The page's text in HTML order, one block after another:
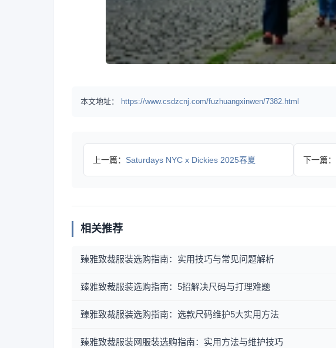
本文地址： https://www.csdzcnj.com/fuzhuangxinwen/7382.html
上一篇： Saturdays NYC x Dickies 2025春夏 下一篇：
相关推荐
臻雅致裁服装选购指南：实用技巧与常见问题解析
臻雅致裁服装选购指南：5招解决尺码与打理难题
臻雅致裁服装选购指南：选款尺码维护5大实用方法
臻雅致裁服装网服装选购指南：实用方法与维护技巧